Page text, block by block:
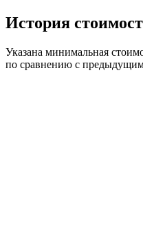
История
Указана минимальная
по сравнению с